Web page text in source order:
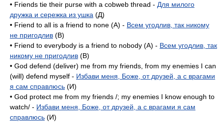
• Friends tie their purse with a cobweb thread - Для милого
дружка и сережка из ушка (Д)
• Friend to all is a friend to none (A) - Всем угодлив, так никому
не пригодлив (B)
• Friend to everybody is a friend to nobody (A) - Всем угодлив, так
никому не пригодлив (B)
• God defend (deliver) me from my friends, from my enemies I can
(will) defend myself - Избави меня, Боже, от друзей, а с врагами
я сам справлюсь (И)
• God protect me from my friends /; my enemies I know enough to
watch/ - Избави меня, Боже, от друзей, а с врагами я сам
справлюсь (И)